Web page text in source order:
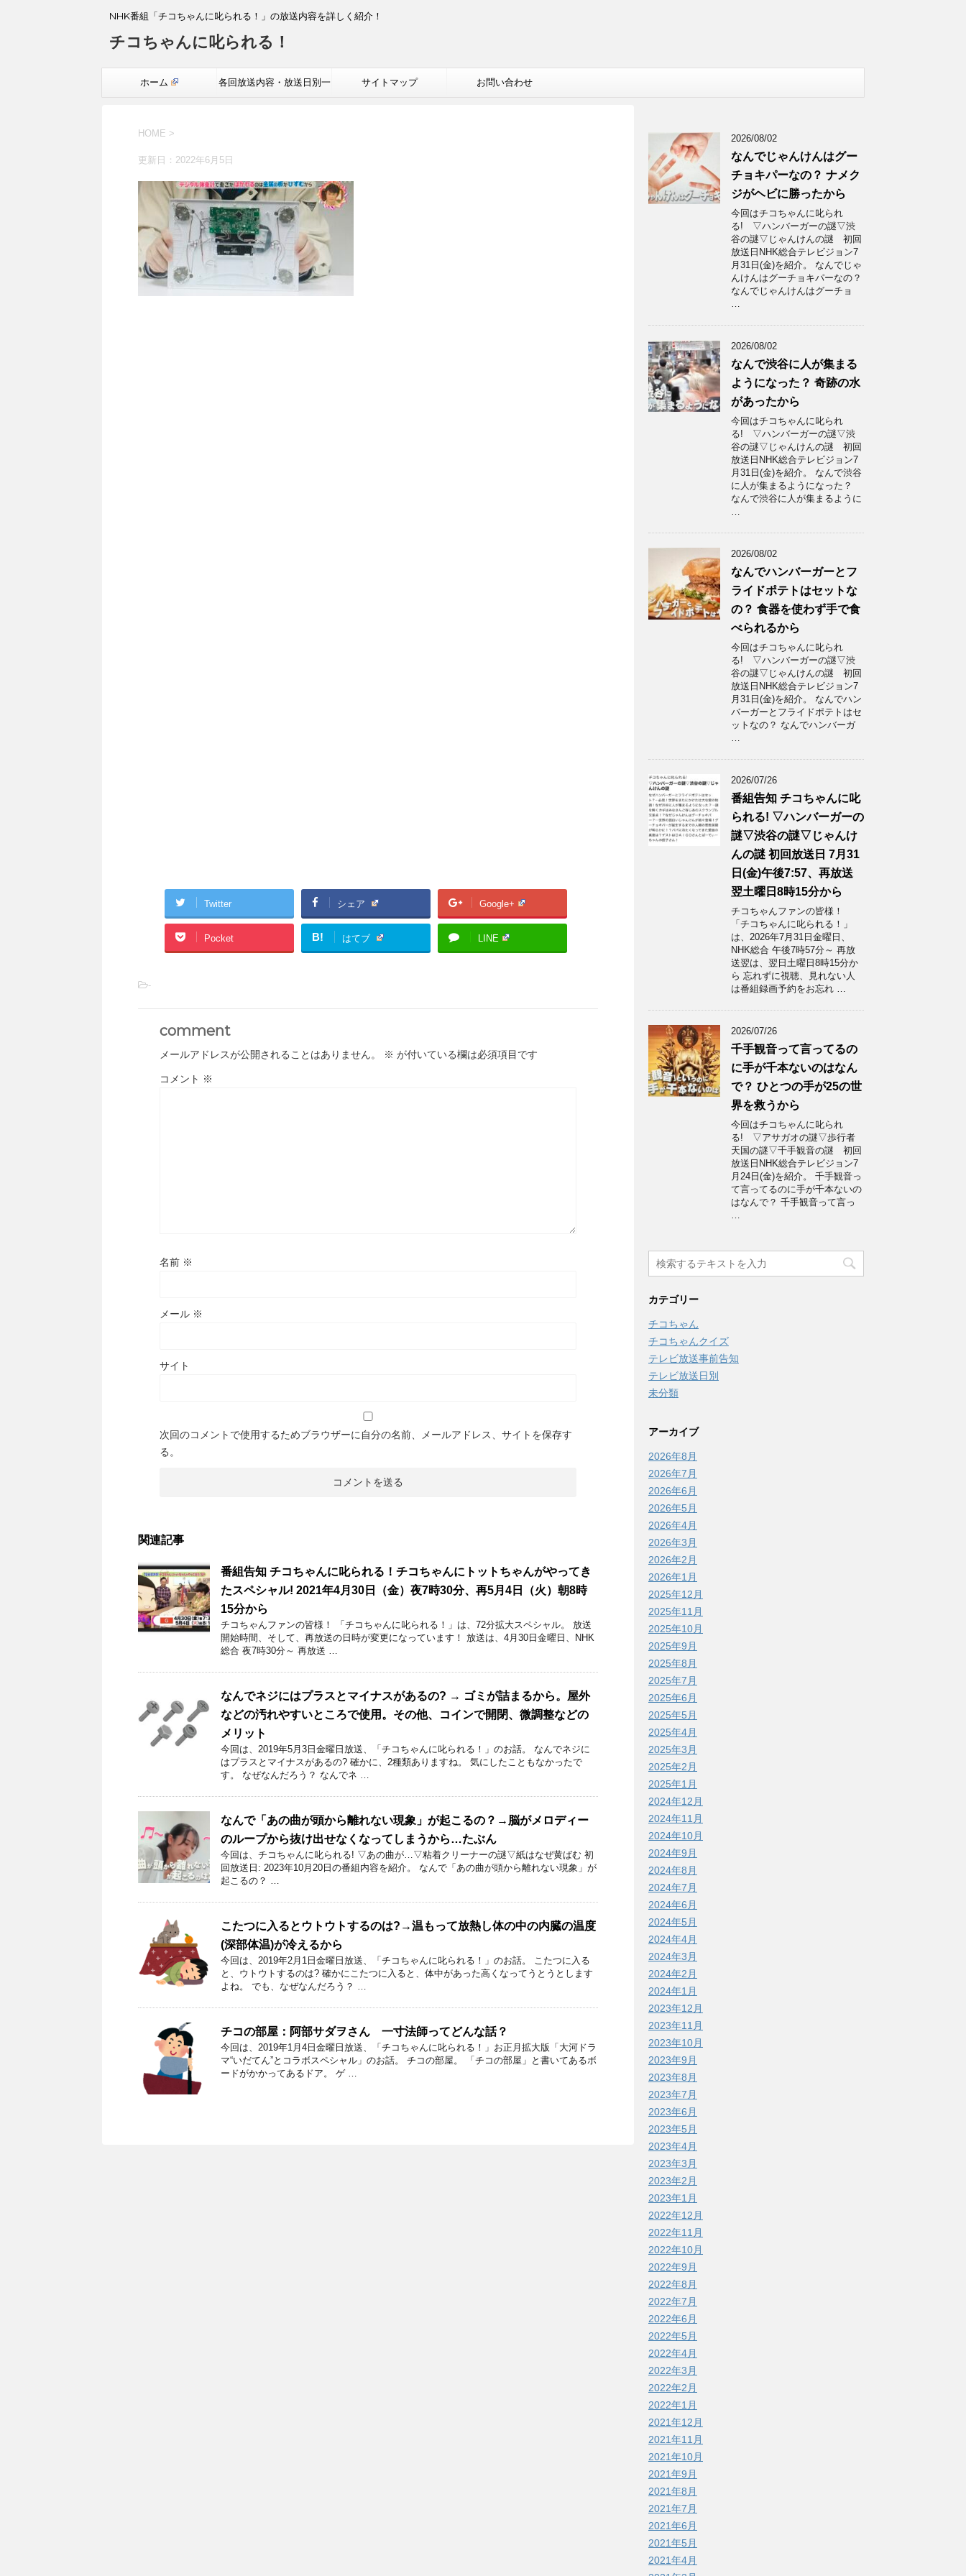
NHK番組「チコちゃんに叱られる！」の放送内容を詳しく紹介！
チコちゃんに叱られる！
ホーム 各回放送内容・放送日別一 サイトマップ お問い合わせ
HOME >
更新日： 2022年6月5日
Twitter シェア Google+
Pocket B! はてブ LINE
-
comment
メールアドレスが公開されることはありません。 ※ が付いている欄は必須項目です
コメント ※
名前 ※
メール ※
サイト
次回のコメントで使用するためブラウザーに自分の名前、メールアドレス、サイトを保存す
る。
関連記事
番組告知 チコちゃんに叱られる！チコちゃんにトットちゃんがやってき
たスペシャル! 2021年4月30日（金）夜7時30分、再5月4日（火）朝8時
15分から
チコちゃんファンの皆様！ 「チコちゃんに叱られる！」​は、72分拡大スペシャル。 放送
開始時間、そして、再放送の日時が変更になっています！ 放送は、4月30日金曜日、NHK
総合 夜7時30分～ 再放送 …
なんでネジにはプラスとマイナスがあるの? → ゴミが詰まるから。屋外
などの汚れやすいところで使用。その他、コインで開閉、微調整などの
メリット
今回は、2019年5月3日金曜日放送、「チコちゃんに叱られる！」のお話。 なんでネジに
はプラスとマイナスがあるの? 確かに、2種類ありますね。 気にしたこともなかったで
す。 なぜなんだろう？ なんでネ …
なんで「あの曲が頭から離れない現象」が起こるの？→脳がメロディー
のループから抜け出せなくなってしまうから…たぶん
今回は、チコちゃんに叱られる! ▽あの曲が…▽粘着クリーナーの謎▽紙はなぜ黄ばむ 初
回放送日: 2023年10月20日の番組内容を紹介。 なんで「あの曲が頭から離れない現象」が
起こるの？ …
こたつに入るとウトウトするのは?→温もって放熱し体の中の内臓の温度
(深部体温)が冷えるから
今回は、2019年2月1日金曜日放送、「チコちゃんに叱られる！」のお話。 こたつに入る
と、ウトウトするのは? 確かにこたつに入ると、体中があった高くなってうとうとします
よね。 でも、なぜなんだろう？ …
チコの部屋：阿部サダヲさん 一寸法師ってどんな話？
今回は、2019年1月4日金曜日放送、「チコちゃんに叱られる！」お正月拡大版「大河ドラ
マ“いだてん”とコラボスペシャル」のお話。 チコの部屋。 「チコの部屋」と書いてあるボ
ードがかかってあるドア。 ゲ …
2026/08/02
なんでじゃんけんはグー
チョキパーなの？ ナメク
ジがヘビに勝ったから
今回はチコちゃんに叱られ
る! ▽ハンバーガーの謎▽渋
谷の謎▽じゃんけんの謎 初回
放送日NHK総合テレビジョン7
月31日(金)を紹介。 なんでじゃ
んけんはグーチョキパーなの？
なんでじゃんけんはグーチョ
…
2026/08/02
なんで渋谷に人が集まる
ようになった？ 奇跡の水
があったから
今回はチコちゃんに叱られ
る! ▽ハンバーガーの謎▽渋
谷の謎▽じゃんけんの謎 初回
放送日NHK総合テレビジョン7
月31日(金)を紹介。 なんで渋谷
に人が集まるようになった？
なんで渋谷に人が集まるように
…
2026/08/02
なんでハンバーガーとフ
ライドポテトはセットな
の？ 食器を使わず手で食
べられるから
今回はチコちゃんに叱られ
る! ▽ハンバーガーの謎▽渋
谷の謎▽じゃんけんの謎 初回
放送日NHK総合テレビジョン7
月31日(金)を紹介。 なんでハン
バーガーとフライドポテトはセ
ットなの？ なんでハンバーガ
…
2026/07/26
番組告知 チコちゃんに叱
られる! ▽ハンバーガーの
謎▽渋谷の謎▽じゃんけ
んの謎 初回放送日 7月31
日(金)午後7:57、再放送
翌土曜日8時15分から
チコちゃんファンの皆様！
「チコちゃんに叱られる！」​
は、2026年7月31日金曜日、
NHK総合 午後7時57分～ 再放
送翌は、翌日土曜日8時15分か
ら 忘れずに視聴、見れない人
は番組録画予約をお忘れ …
2026/07/26
千手観音って言ってるの
に手が千本ないのはなん
で？ ひとつの手が25の世
界を救うから
今回はチコちゃんに叱られ
る! ▽アサガオの謎▽歩行者
天国の謎▽千手観音の謎 初回
放送日NHK総合テレビジョン7
月24日(金)を紹介。 千手観音っ
て言ってるのに手が千本ないの
はなんで？ 千手観音って言っ
…
カテゴリー
チコちゃん
チコちゃんクイズ
テレビ放送事前告知
テレビ放送日別
未分類
アーカイブ
2026年8月
2026年7月
2026年6月
2026年5月
2026年4月
2026年3月
2026年2月
2026年1月
2025年12月
2025年11月
2025年10月
2025年9月
2025年8月
2025年7月
2025年6月
2025年5月
2025年4月
2025年3月
2025年2月
2025年1月
2024年12月
2024年11月
2024年10月
2024年9月
2024年8月
2024年7月
2024年6月
2024年5月
2024年4月
2024年3月
2024年2月
2024年1月
2023年12月
2023年11月
2023年10月
2023年9月
2023年8月
2023年7月
2023年6月
2023年5月
2023年4月
2023年3月
2023年2月
2023年1月
2022年12月
2022年11月
2022年10月
2022年9月
2022年8月
2022年7月
2022年6月
2022年5月
2022年4月
2022年3月
2022年2月
2022年1月
2021年12月
2021年11月
2021年10月
2021年9月
2021年8月
2021年7月
2021年6月
2021年5月
2021年4月